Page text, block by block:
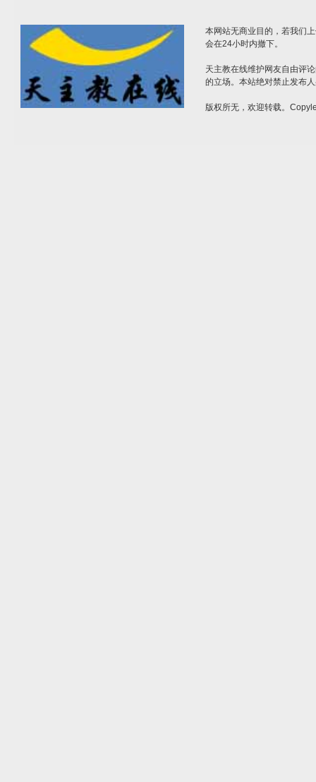
本网站无商业目的，若我们
会在24小时内撤下。
天主教在线维护网友自由评
的立场。本站绝对禁止发布
版权所无，欢迎转载。